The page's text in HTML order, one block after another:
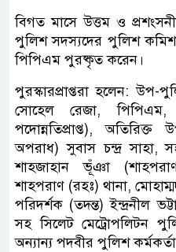
বিগত মাসে উত্তম ও
পুলিশ সদস্যদের পুলিশ
পিপিএম পুরষ্কৃত করেন।
পুরস্কারপ্রাপ্তরা হলেন: উপ-
সোহেল রেজা,
পদোন্নতিপ্রাপ্ত),
অপরাধ) সুবাস চন্দ্র সাহা,
শাহজাহান ভূঁঞা
শাহপরাণ (রহঃ) থানা,
পরিদর্শক (তদন্ত) ইন্দ্রনীল
সহ সিলেট মেট্রোপলিটন
অন্যান্য পদবীর পুলিশ